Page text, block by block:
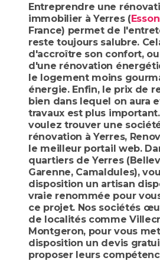
Entreprendre une
immobilier à Yerres (
France) permet de
reste toujours salubre.
d'accroître son confort,
d'une rénovation
le logement moins
énergie. Enfin, le prix de
bien dans lequel on aura
travaux est plus
voulez trouver une
rénovation à Yerres,
le meilleur portail web.
quartiers de Yerres
Garenne, Camaldules),
disposition un artisan
vraie renommée pour
ce projet. Nos sociétés
de localités comme
Montgeron, pour vous
disposition un devis
proposer leurs